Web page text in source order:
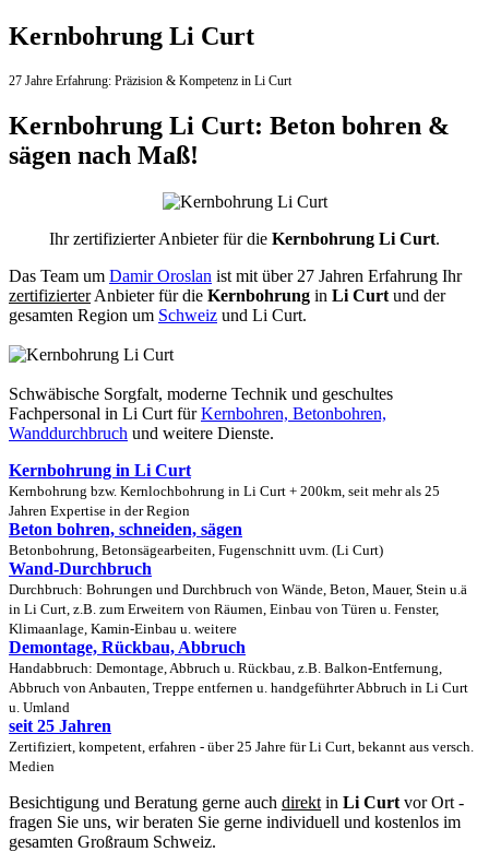
Kernbohrung Li Curt
27 Jahre Erfahrung: Präzision & Kompetenz in Li Curt
Kernbohrung Li Curt: Beton bohren &
sägen nach Maß!
Ihr zertifizierter Anbieter für die Kernbohrung Li Curt.
Das Team um Damir Oroslan ist mit über 27 Jahren Erfahrung Ihr
zertifizierterAnbieter für die Kernbohrung in Li Curt und der
gesamten Region um Schweiz und Li Curt.
Schwäbische Sorgfalt, moderne Technik und geschultes
Fachpersonal in Li Curt fürKernbohren, Betonbohren,
Wanddurchbruch und weitere Dienste.
Kernbohrung in Li Curt
Kernbohrung bzw. Kernlochbohrung in Li Curt + 200km, seit mehr als 25
Jahren Expertise in der Region
Beton bohren, schneiden, sägen
Betonbohrung, Betonsägearbeiten, Fugenschnitt uvm. (Li Curt)
Wand-Durchbruch
Durchbruch: Bohrungen und Durchbruch von Wände, Beton, Mauer, Stein u.ä
in Li Curt, z.B. zum Erweitern von Räumen, Einbau von Türen u. Fenster,
Klimaanlage, Kamin-Einbau u. weitere
Demontage, Rückbau, Abbruch
Handabbruch: Demontage, Abbruch u. Rückbau, z.B. Balkon-Entfernung,
Abbruch von Anbauten, Treppe entfernen u. handgeführter Abbruch in Li Curt
u. Umland
seit 25 Jahren
Zertifiziert, kompetent, erfahren - über 25 Jahre für Li Curt, bekannt aus versch.
Medien
Besichtigung und Beratung gerne auch direkt in Li Curt vor Ort -
fragen Sie uns, wir beraten Sie gerne individuell und kostenlos im
gesamten Großraum Schweiz.